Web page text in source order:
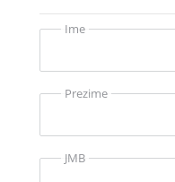
Ime
Prezime
JMB